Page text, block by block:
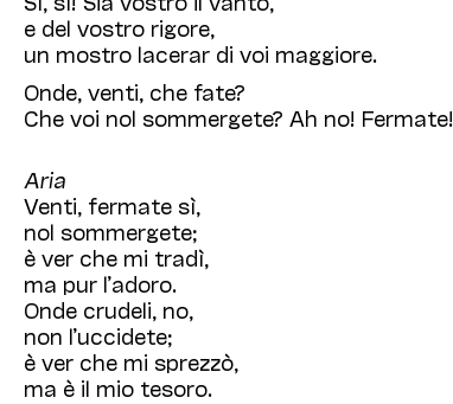
e del vostro rigore,
un mostro lacerar di voi maggiore.
Onde, venti, che fate?
Che voi nol sommergete? Ah no! Fermate!
Aria
Venti, fermate sì,
nol sommergete;
è ver che mi tradì,
ma pur l’adoro.
Onde crudeli, no,
non l’uccidete;
è ver che mi sprezzò,
ma è il mio tesoro.